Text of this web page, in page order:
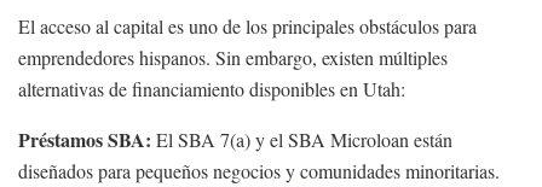
El acceso al capital es uno de los principales obstáculos para
emprendedores hispanos. Sin embargo, existen múltiples
alternativas de financiamiento disponibles en Utah:
Préstamos SBA: El SBA 7(a) y el SBA Microloan están
diseñados para pequeños negocios y comunidades minoritarias.